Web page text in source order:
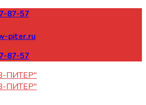
87-57
piter.ru
87-57